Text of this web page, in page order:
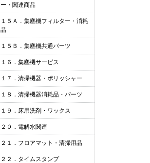
ー・関連商品
１５Ａ．集塵機フィルター・消耗
品
１５Ｂ．集塵機共通パーツ
１６．集塵機サービス
１７．清掃機器・ポリッシャー
１８．清掃機器消耗品・パーツ
１９．床用洗剤・ワックス
２０．電解水関連
２１．フロアマット・清掃用品
２２．タイムスタンプ